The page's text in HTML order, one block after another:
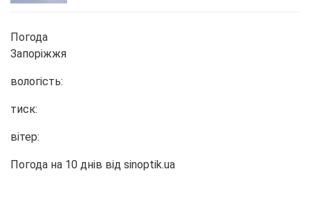
Погода
Запоріжжя
вологість:
тиск:
вітер:
Погода на 10 днів від sinoptik.ua